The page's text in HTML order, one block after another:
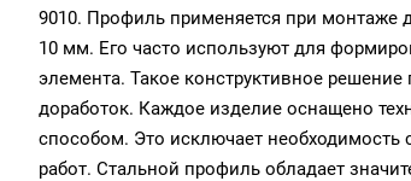
9010. Профиль применяется при монтаже
10 мм. Его часто используют для
элемента. Такое конструктивное
доработок. Каждое изделие оснащено
способом. Это исключает необходимость
работ. Стальной профиль обладает